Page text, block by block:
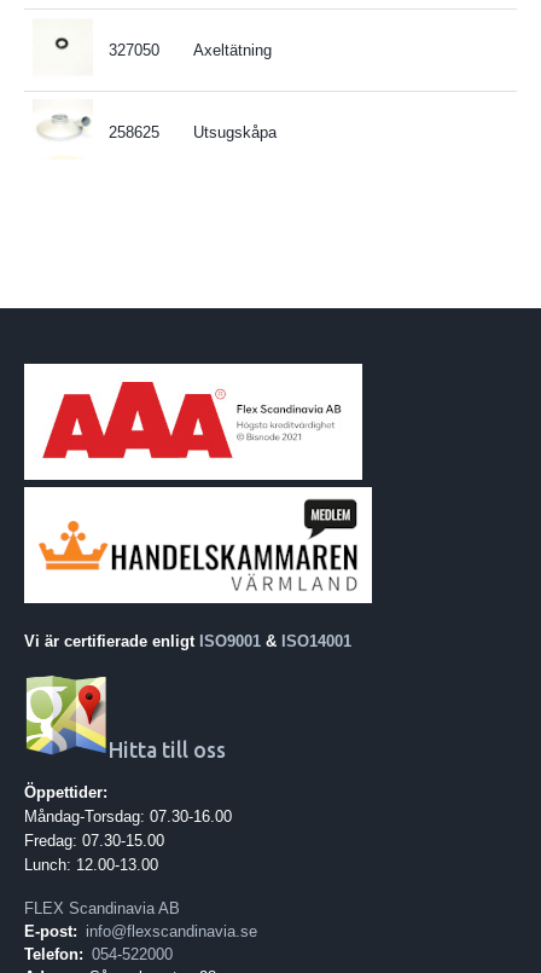
327050 Axeltätning
258625 Utsugskåpa
Vi är certifierade enligt ISO9001 & ISO14001
Hitta till oss
Öppettider:
Måndag-Torsdag: 07.30-16.00
Fredag: 07.30-15.00
Lunch: 12.00-13.00
FLEX Scandinavia AB
E-post: info@flexscandinavia.se
Telefon: 054-522000